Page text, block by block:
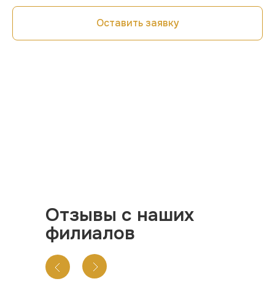
Оставить заявку
Отзывы с наших
филиалов